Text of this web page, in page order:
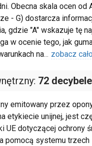
Obecna skala ocen od
- G) dostarcza
gdzie "A" wskazuje tę
w ocenie tego, jak
na... zobacz
72 decybele
emitowany przez
etykiecie unijnej, jest
UE dotyczącej ochrony
pomocą systemu trzech